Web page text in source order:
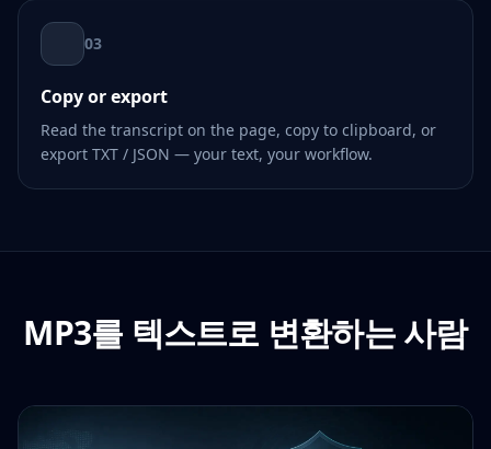
03
Copy or export
Read the transcript on the page, copy to clipboard, or
export TXT / JSON — your text, your workflow.
MP3를 텍스트로 변환하는 사람